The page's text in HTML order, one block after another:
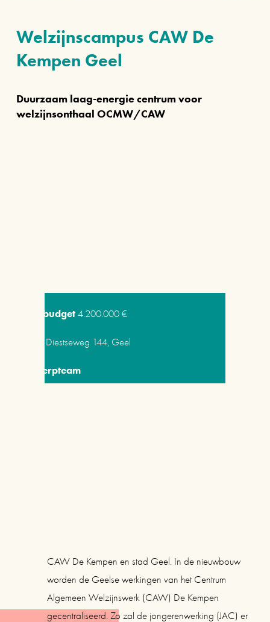
Welzijnscampus CAW De
Kempen Geel
Duurzaam laag-energie centrum voor
welzijnsonthaal OCMW/CAW
Bouwbudget 4.200.000 €
Diestseweg 144, Geel
Ontwerpteam
CAW De Kempen en stad Geel. In de nieuwbouw
worden de Geelse werkingen van het Centrum
Algemeen Welzijnswerk (CAW) De Kempen
gecentraliseerd. Zo zal de jongerenwerking (JAC) er